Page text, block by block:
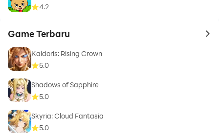
4.2
Game Terbaru to
Kaldoris: Rising Crown
5.0
Shadows of Sapphire
5.0
Skyria: Cloud Fantasia
5.0